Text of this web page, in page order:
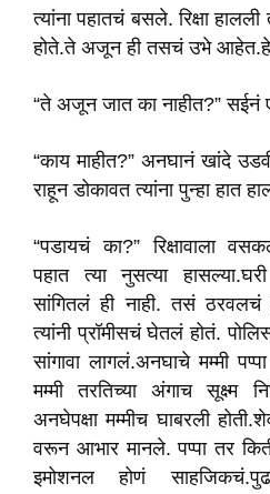
त्यांना पहातचं बसले. रिक्षा
होते.ते अजून ही तसचं उभे
“ते अजून जात का नाहीत?” सईनं
“काय माहीत?” अनघानं खांदे
राहून डोकावत त्यांना पुन्हा हात
“पडायचं का?” रिक्षावाला
पहात त्या नुसत्या
सांगितलं ही नाही. तसं
त्यांनी प्रॉमीसचं घेतलं होतं.
सांगावा लागलं.अनघाचे मम्मी
मम्मी तरतिच्या अंगाच सूक्ष्म
अनघेपक्षा मम्मीच घाबरली
वरून आभार मानले. पप्पा तर
इमोशनल होणं